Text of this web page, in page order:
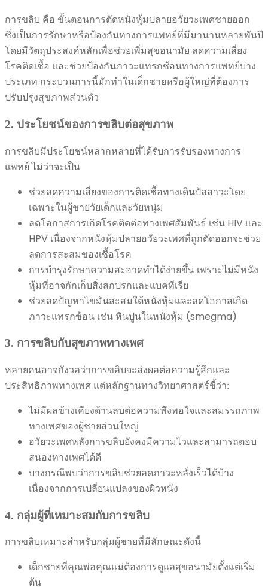
การขลิบ คือ ขั้นตอนการตัดหนังหุ้มปลายอวัยวะเพศชายออก
ซึ่งเป็นการรักษาหรือป้องกันทางการแพทย์ที่มีมานานหลายพันปี
โดยมีวัตถุประสงค์หลักเพื่อช่วยเพิ่มสุขอนามัย ลดความเสี่ยง
โรคติดเชื้อ และช่วยป้องกันภาวะแทรกซ้อนทางการแพทย์บาง
ประเภท กระบวนการนี้มักทำในเด็กชายหรือผู้ใหญ่ที่ต้องการ
ปรับปรุงสุขภาพส่วนตัว
2. ประโยชน์ของการขลิบต่อสุขภาพ
การขลิบมีประโยชน์หลากหลายที่ได้รับการรับรองทางการ
แพทย์ ไม่ว่าจะเป็น
ช่วยลดความเสี่ยงของการติดเชื้อทางเดินปัสสาวะโดย
เฉพาะในผู้ชายวัยเด็กและวัยหนุ่ม
ลดโอกาสการเกิดโรคติดต่อทางเพศสัมพันธ์ เช่น HIV และ
HPV เนื่องจากหนังหุ้มปลายอวัยวะเพศที่ถูกตัดออกจะช่วย
ลดการสะสมของเชื้อโรค
การบำรุงรักษาความสะอาดทำได้ง่ายขึ้น เพราะไม่มีหนัง
หุ้มที่อาจกักเก็บสิ่งสกปรกและแบคทีเรีย
ช่วยลดปัญหาไขมันสะสมใต้หนังหุ้มและลดโอกาสเกิด
ภาวะแทรกซ้อน เช่น หินปูนในหนังหุ้ม (smegma)
3. การขลิบกับสุขภาพทางเพศ
หลายคนอาจกังวลว่าการขลิบจะส่งผลต่อความรู้สึกและ
ประสิทธิภาพทางเพศ แต่หลักฐานทางวิทยาศาสตร์ชี้ว่า:
ไม่มีผลข้างเคียงด้านลบต่อความพึงพอใจและสมรรถภาพ
ทางเพศของผู้ชายส่วนใหญ่
อวัยวะเพศหลังการขลิบยังคงมีความไวและสามารถตอบ
สนองทางเพศได้ดี
บางกรณีพบว่าการขลิบช่วยลดภาวะหลั่งเร็วได้บ้าง
เนื่องจากการเปลี่ยนแปลงของผิวหนัง
4. กลุ่มผู้ที่เหมาะสมกับการขลิบ
การขลิบเหมาะสำหรับกลุ่มผู้ชายที่มีลักษณะดังนี้
เด็กชายที่คุณพ่อคุณแม่ต้องการดูแลสุขอนามัยตั้งแต่เริ่ม
ต้น